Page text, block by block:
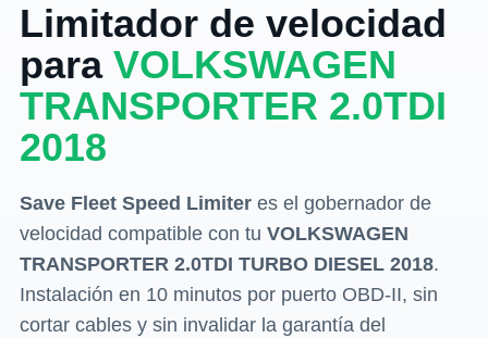
Limitador de velocidad
para VOLKSWAGEN
TRANSPORTER 2.0TDI
2018
Save Fleet Speed Limiteres el gobernador de
velocidad compatible con tu VOLKSWAGEN
TRANSPORTER 2.0TDI TURBO DIESEL 2018.
Instalación en 10 minutos por puerto OBD-II, sin
cortar cables y sin invalidar la garantía del